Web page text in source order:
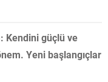
Kendini güçlü ve
Yeni başlangıçlar